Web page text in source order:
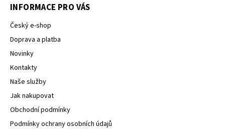
INFORMACE PRO VÁS
Český e-shop
Doprava a platba
Novinky
Kontakty
Naše služby
Jak nakupovat
Obchodní podmínky
Podmínky ochrany osobních údajů